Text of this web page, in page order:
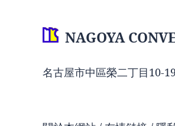
NAGOYA
名古屋市中區榮二丁目10-